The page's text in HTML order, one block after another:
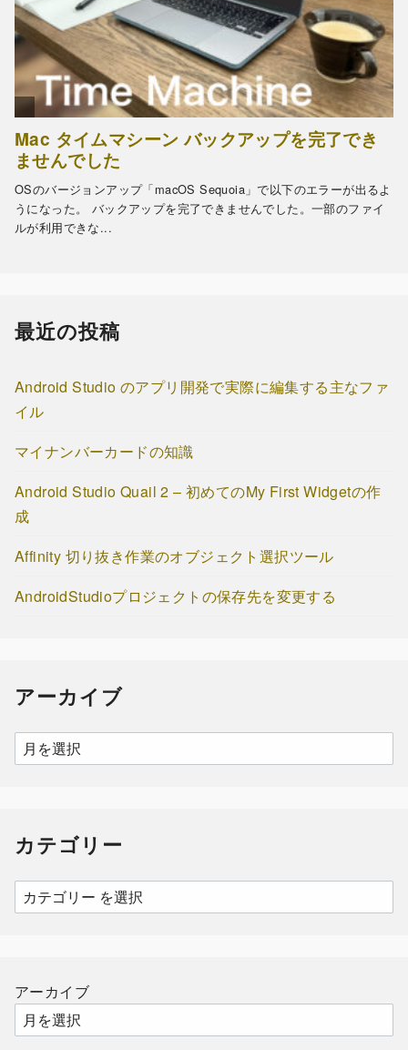
最近の投稿
Android Studio のアプリ開発で実際に編集する主なファ
イル
マイナンバーカードの知識
Android Studio Quail 2 – 初めてのMy First Widgetの作
成
Affinity 切り抜き作業のオブジェクト選択ツール
AndroidStudioプロジェクトの保存先を変更する
アーカイブ
ア
ー
ブ
カテゴリー
カ
テ
ー
アーカイブ